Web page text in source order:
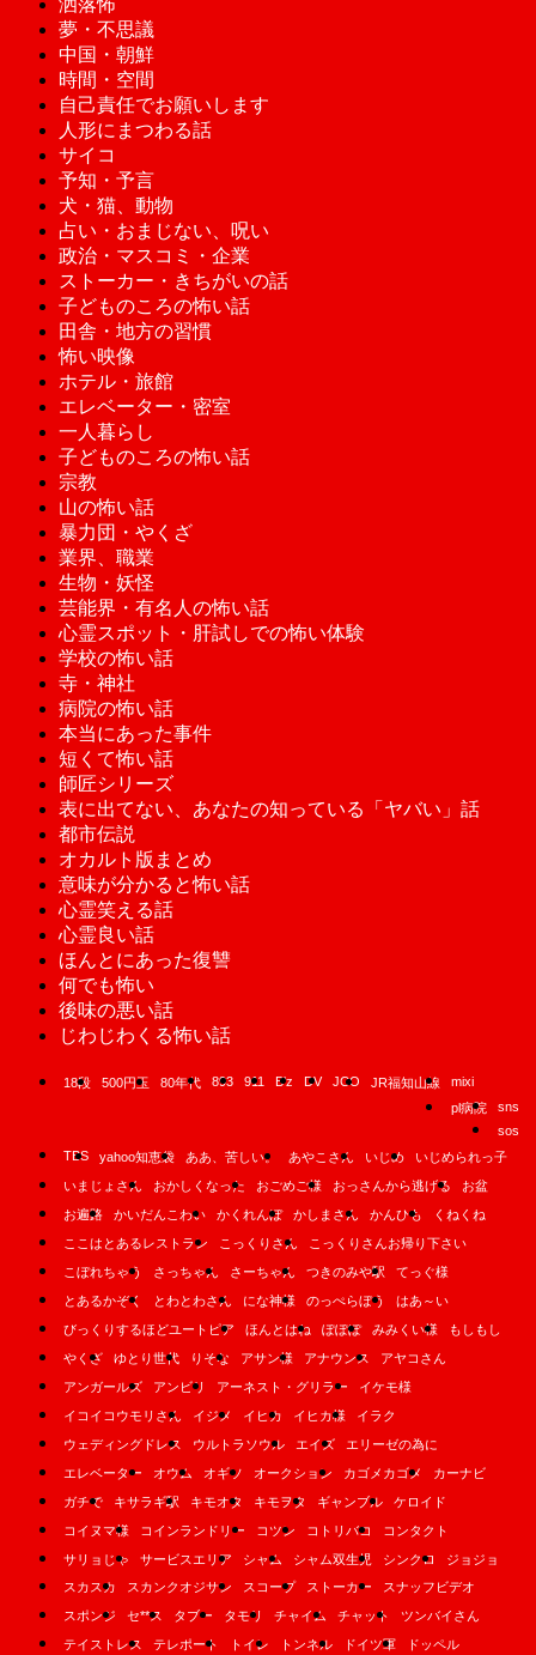
洒落怖
夢・不思議
中国・朝鮮
時間・空間
自己責任でお願いします
人形にまつわる話
サイコ
予知・予言
犬・猫、動物
占い・おまじない、呪い
政治・マスコミ・企業
ストーカー・きちがいの話
子どものころの怖い話
田舎・地方の習慣
怖い映像
ホテル・旅館
エレベーター・密室
一人暮らし
子どものころの怖い話
宗教
山の怖い話
暴力団・やくざ
業界、職業
生物・妖怪
芸能界・有名人の怖い話
心霊スポット・肝試しでの怖い体験
学校の怖い話
寺・神社
病院の怖い話
本当にあった事件
短くて怖い話
師匠シリーズ
表に出てない、あなたの知っている「ヤバい」話
都市伝説
オカルト版まとめ
意味が分かると怖い話
心霊笑える話
心霊良い話
ほんとにあった復讐
何でも怖い
後味の悪い話
じわじわくる怖い話
18段 500円玉 80年代 893 911 B'z DV JCO JR福知山線
mixi
pl病院
sns
sos
TBS
yahoo知恵袋 ああ、苦しい。 あやこさん いじめ
いじめられっ子
いまじょさん
おかしくなった おごめご様 おっさんから逃げる
お盆
お遍路
かいだんこわい かくれんぼ かしまさん かんひも
くねくね
ここはとあるレストラン
こっくりさん
こっくりさんお帰り下さい
こぼれちゃう
さっちゃん さーちゃん つきのみや駅
てっぐ様
とあるかぞく
とわとわさん にな神様 のっぺらぼう
はあ～い
びっくりするほどユートピア
ほんとはね ぽぽぽ みみくい様
もしもし
やくざ
ゆとり世代 りそな アサン様 アナウンス
アヤコさん
アンガールズ
アンビリ アーネスト・グリラー
イケモ様
イコイコウモリさん
イジメ イヒカ イヒカ様
イラク
ウェディングドレス
ウルトラソウル エイズ
エリーゼの為に
エレベーター
オウム オギソ オークション カゴメカゴメ
カーナビ
ガチで
キサラギ駅 キモオタ キモヲタ ギャンブル
ケロイド
コイヌマ様
コインランドリー コツン コトリバコ
コンタクト
サリョじゃ
サービスエリア シャム シャム双生児 シンクロ
ジョジョ
スカスカ
スカンクオジサン スコープ ストーカー
スナッフビデオ
スポンジ
セ**ス タブー タモリ チャイム チャット
ツンバイさん
テイストレス
テレポート トイレ トンネル ドイツ軍
ドッペル